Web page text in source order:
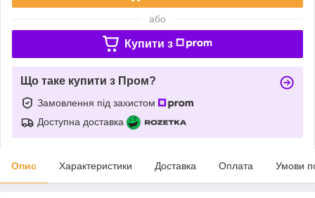
або
Купити з
Що таке купити з Пром?
Замовлення під захистом
Доступна доставка
Опис Характеристики Доставка Оплата Умови